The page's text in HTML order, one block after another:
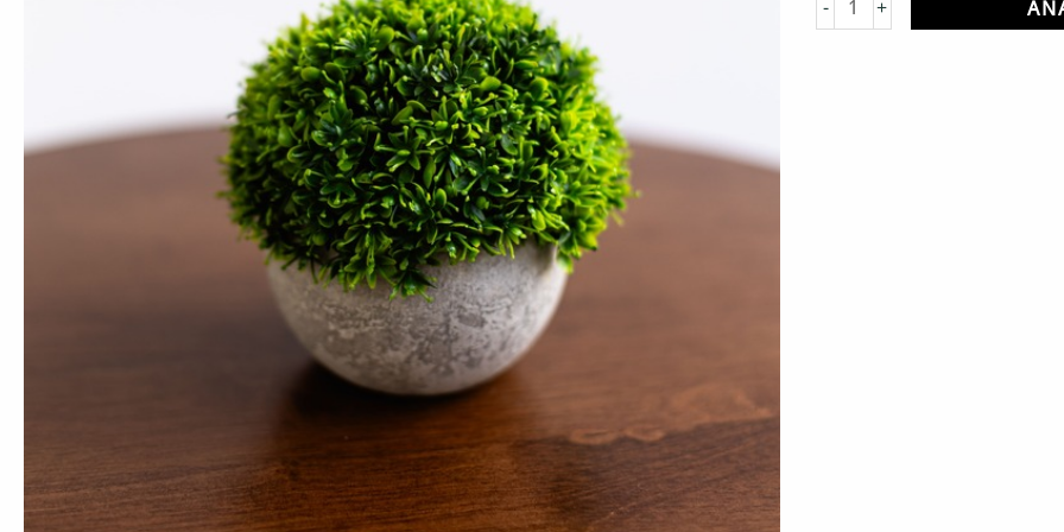
-
cantidad
+